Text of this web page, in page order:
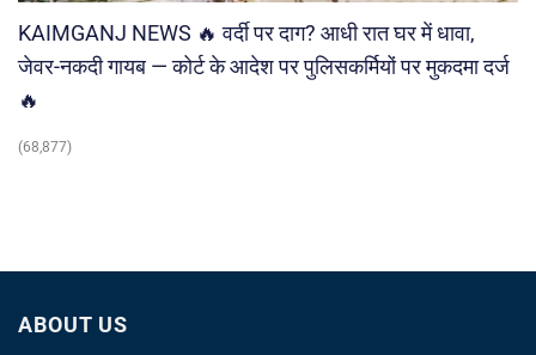
KAIMGANJ NEWS 🔥 वर्दी पर दाग? आधी रात घर में धावा,
जेवर-नकदी गायब — कोर्ट के आदेश पर पुलिसकर्मियों पर मुकदमा दर्ज
🔥
(68,877)
ABOUT US